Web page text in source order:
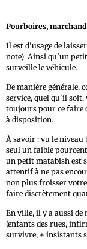
Pourboires,
Il est d'usage de
note). Ainsi qu'un
surveille le véhicule.
De manière générale,
service, quel qu'il soit,
toujours pour ce faire
à disposition.
À savoir : vu le niveau
seul un faible
un petit matabish est
attentif à ne pas
non plus froisser
faire discrètement
En ville, il y a aussi
(enfants des rues,
survivre, ± insistants